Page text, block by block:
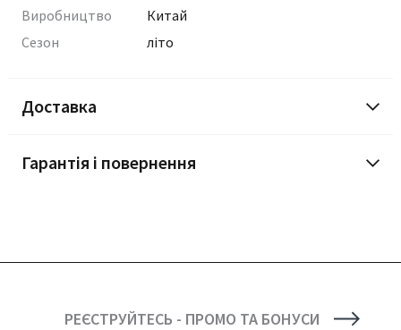
Виробництво
Китай
Сезон
літо
Доставка
Гарантія і повернення
РЕЄСТРУЙТЕСЬ - ПРОМО ТА БОНУСИ